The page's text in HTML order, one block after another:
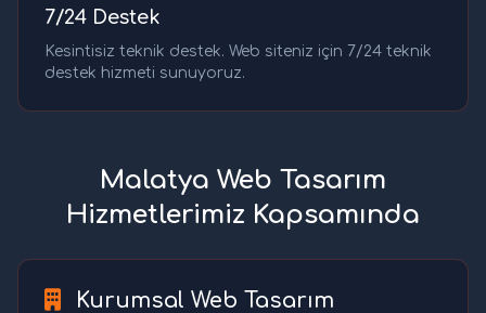
7/24 Destek
Kesintisiz teknik destek. Web siteniz için 7/24 teknik
destek hizmeti sunuyoruz.
Malatya Web Tasarım
Hizmetlerimiz Kapsamında
Kurumsal Web Tasarım